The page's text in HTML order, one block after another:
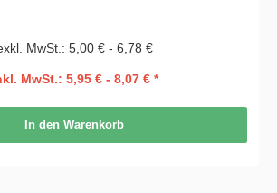
MwSt.: 5,00 € - 6,78 €
MwSt.: 5,95 € - 8,07 € *
In den Warenkorb